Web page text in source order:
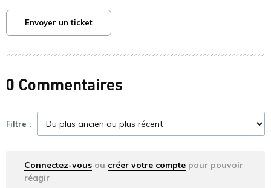
Envoyer un ticket
0 Commentaires
Filtre :
Connectez-vous ou créer votre compte pour pouvoir
réagir